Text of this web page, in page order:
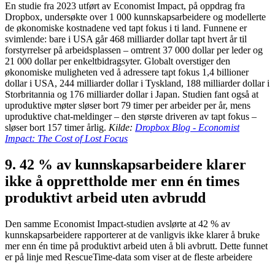
En studie fra 2023 utført av Economist Impact, på oppdrag fra
Dropbox, undersøkte over 1 000 kunnskapsarbeidere og modellerte
de økonomiske kostnadene ved tapt fokus i ti land. Funnene er
svimlende: bare i USA går 468 milliarder dollar tapt hvert år til
forstyrrelser på arbeidsplassen – omtrent 37 000 dollar per leder og
21 000 dollar per enkeltbidragsyter. Globalt overstiger den
økonomiske muligheten ved å adressere tapt fokus 1,4 billioner
dollar i USA, 244 milliarder dollar i Tyskland, 188 milliarder dollar i
Storbritannia og 176 milliarder dollar i Japan. Studien fant også at
uproduktive møter sløser bort 79 timer per arbeider per år, mens
uproduktive chat-meldinger – den største driveren av tapt fokus –
sløser bort 157 timer årlig. Kilde: Dropbox Blog - Economist
Impact: The Cost of Lost Focus
9. 42 % av kunnskapsarbeidere klarer
ikke å opprettholde mer enn én times
produktivt arbeid uten avbrudd
Den samme Economist Impact-studien avslørte at 42 % av
kunnskapsarbeidere rapporterer at de vanligvis ikke klarer å bruke
mer enn én time på produktivt arbeid uten å bli avbrutt. Dette funnet
er på linje med RescueTime-data som viser at de fleste arbeidere